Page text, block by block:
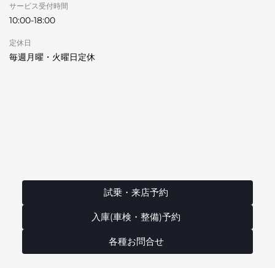
サービス受付時間
10:00-18:00
定休日
毎週月曜・火曜日定休
試乗・来店予約
入庫(車検・整備)予約
各種お問合せ